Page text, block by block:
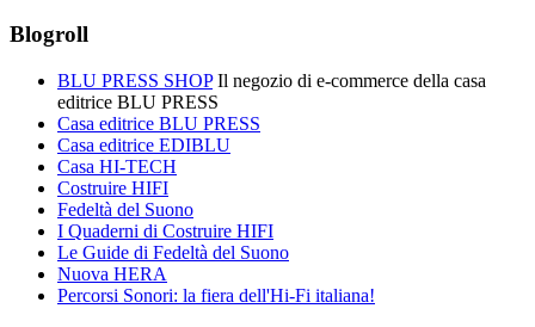
Blogroll
BLU PRESS SHOPIl negozio di e-commerce della casa
editrice BLU PRESS
Casa editrice BLU PRESS
Casa editrice EDIBLU
Casa HI-TECH
Costruire HIFI
Fedeltà del Suono
I Quaderni di Costruire HIFI
Le Guide di Fedeltà del Suono
Nuova HERA
Percorsi Sonori: la fiera dell'Hi-Fi italiana!